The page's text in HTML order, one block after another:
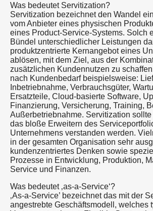
Was bedeutet Servitization?
Servitization bezeichnet den Wandel
vom Anbieter eines physischen
eines Product-Service-Systems. Solch
Bündel unterschiedlicher Leistungen
produktzentrierte Kernangebot eines
ablösen, mit dem Ziel, aus der
zusätzlichen Kundennutzen zu
nach Kundenbedarf beispielsweise:
Inbetriebnahme, Verbrauchsgüter,
Ersatzteile, Cloud-basierte Software,
Finanzierung, Versicherung, Training,
Außerbetriebnahme. Servitization
das bloße Erweitern des
Unternehmens verstanden werden.
in der gesamten Organisation sehr
kundenzentriertes Denken sowie
Prozesse in Entwicklung, Produktion,
Service und Finanzen.
Was bedeutet ‚as-a-Service‘?
‚As-a-Service’ bezeichnet das mit der
angestrebte Geschäftsmodell, welches